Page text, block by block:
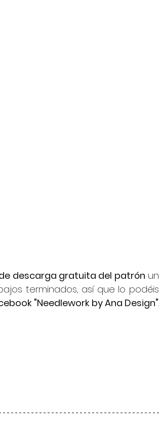
descarga gratuita del patrón un
terminados, así que lo podéis
"Needlework by Ana Design"